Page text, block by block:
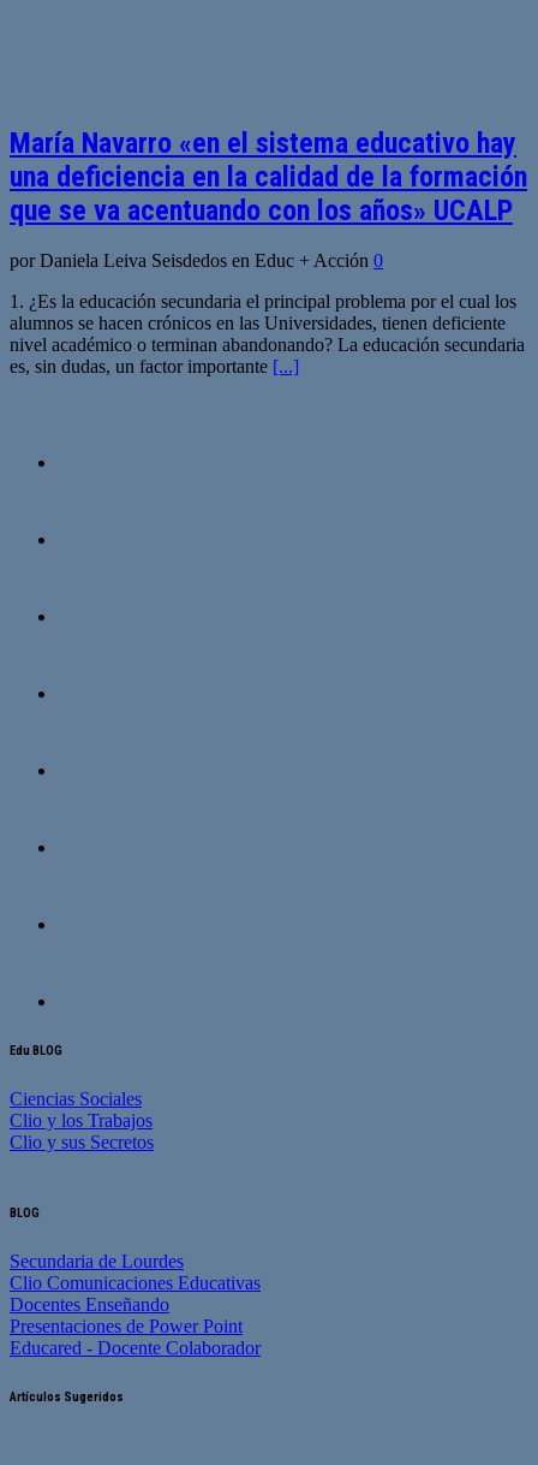
María Navarro «en el sistema educativo hay
una deficiencia en la calidad de la formación
que se va acentuando con los años» UCALP
por Daniela Leiva Seisdedos en Educ + Acción 0
1. ¿Es la educación secundaria el principal problema por el cual los
alumnos se hacen crónicos en las Universidades, tienen deficiente
nivel académico o terminan abandonando? La educación secundaria
es, sin dudas, un factor importante [...]
Edu BLOG
Ciencias Sociales
Clio y los Trabajos
Clio y sus Secretos
BLOG
Secundaria de Lourdes
Clio Comunicaciones Educativas
Docentes Enseñando
Presentaciones de Power Point
Educared - Docente Colaborador
Artículos Sugeridos